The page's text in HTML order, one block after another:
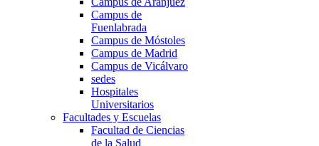
Campus de
Fuenlabrada
Campus de Móstoles
Campus de Madrid
Campus de Vicálvaro
sedes
Hospitales
Universitarios
Facultades y Escuelas
Facultad de Ciencias
de la Salud